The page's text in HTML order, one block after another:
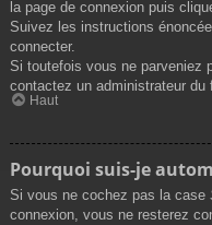
la page de connexion puis
Suivez les instructions
connecter.
Si toutefois vous ne parveniez
contactez un administrateur du
Haut
Pourquoi suis-je
Si vous ne cochez pas la case
connexion, vous ne resterez